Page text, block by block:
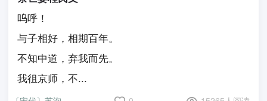
呜呼！
与子相好，相期百年。
不知中道，弃我而先。
我徂京师，不...